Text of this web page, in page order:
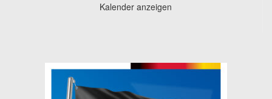
Kalender anzeigen